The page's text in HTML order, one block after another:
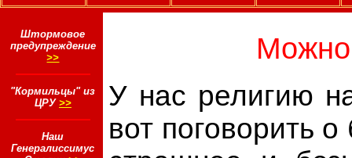
Штормовое
предупреждение
>>
"Кормильцы" из
ЦРУ >>
Наш
Генералиссимус
Можно
У нас религию
вот поговорить